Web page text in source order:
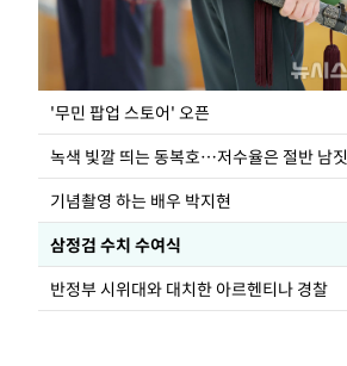
'무민 팝업 스토어' 오픈
녹색 빛깔 띄는 동복호…저수율은 절반 남짓
기념촬영 하는 배우 박지현
삼정검 수치 수여식
반정부 시위대와 대치한 아르헨티나 경찰